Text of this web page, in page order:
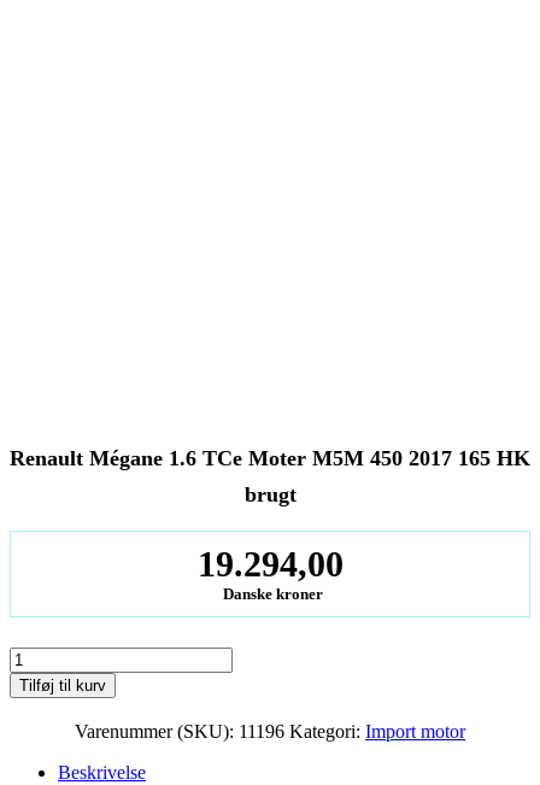
Renault Mégane 1.6 TCe Moter M5M 450 2017 165 HK
brugt
19.294,00
Danske kroner
Renault
Mégane
1.6
Tilføj til kurv
Varenummer (SKU): 11196 Kategori: Import motor
Beskrivelse